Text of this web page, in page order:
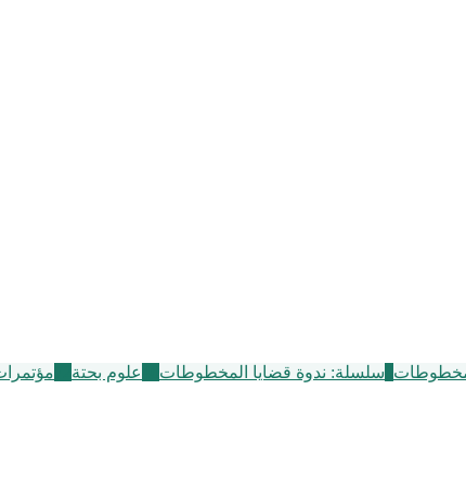
سلسلة: ندوة قضايا المخطوطات علوم بحتة